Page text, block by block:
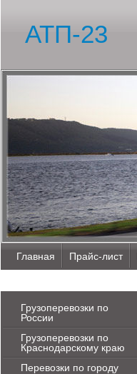
АТП-23
Главная Прайс-лист
Грузоперевозки по
России
Грузоперевозки по
Краснодарскому краю
Перевозки по городу